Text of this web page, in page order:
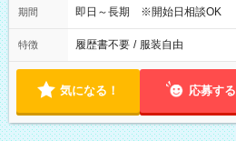
期間 即日～長期 ※開始日相談OK
特徴 履歴書不要 / 服装自由
気になる！ 応募する